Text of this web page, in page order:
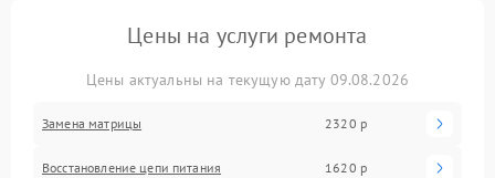
Цены на услуги ремонта
Цены актуальны на текущую дату 09.08.2026
Замена матрицы 2320 р
Восстановление цепи питания 1620 р